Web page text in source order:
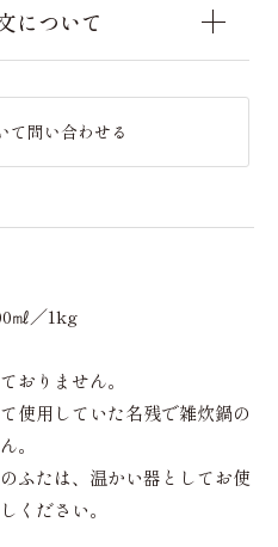
について
て問い合わせる
㎖／1kg
おりません。
使用していた名残で雑炊鍋の
。
ふたは、温かい器としてお使
ください。